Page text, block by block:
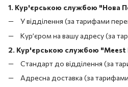
1. Кур'єрською службою "Нова
У відділення (за тарифами
Кур’єром на вашу адресу (за
2. Кур'єрською службою "Meest
Стандарт до відділення (за
Адресна доставка (за